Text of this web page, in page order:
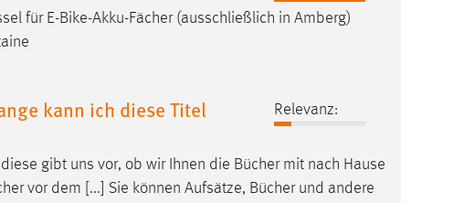
für E-Bike-Akku-Fächer (ausschließlich in Amberg)
kann ich diese Titel
Relevanz:
gibt uns vor, ob wir Ihnen die Bücher mit nach Hause
vor dem [...] Sie können Aufsätze, Bücher und andere